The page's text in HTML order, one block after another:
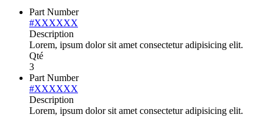
Part Number
#XXXXXX
Description
Lorem, ipsum dolor sit amet consectetur adipisicing elit.
Qté
3
Part Number
#XXXXXX
Description
Lorem, ipsum dolor sit amet consectetur adipisicing elit.